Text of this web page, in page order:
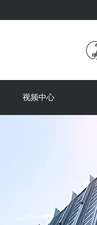
视频中心